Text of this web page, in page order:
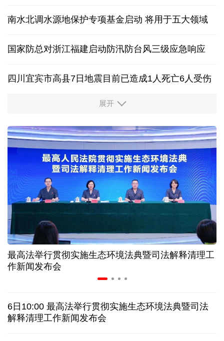
南水北调水源地保护专项基金启动 将用于五大领域
国家防总对浙江福建启动防汛防台风三级应急响应
四川宜宾市高县7日地震目前已造成1人死亡6人受伤
四个关键词解读中国经济韧性
球票撬动全城消费 赛事经济如何将"流量"变"增量"
第五届数贸会将首设Token专区 探索算力贸易新路径
北京：非京籍家庭购房社保个税缴纳年限下调为一年
近346亿元 广东电网交出上半年投资建设亮眼答卷
31省份上半年外贸成绩单出炉 见证产业提质跃迁
俄黑客称获取北约直接参与袭击俄领土的书面证据
展开
最高法举行贯彻实施生态环境法典暨司法解释清理工
作新闻发布会
6日10:00 最高法举行贯彻实施生态环境法典暨司法
解释清理工作新闻发布会